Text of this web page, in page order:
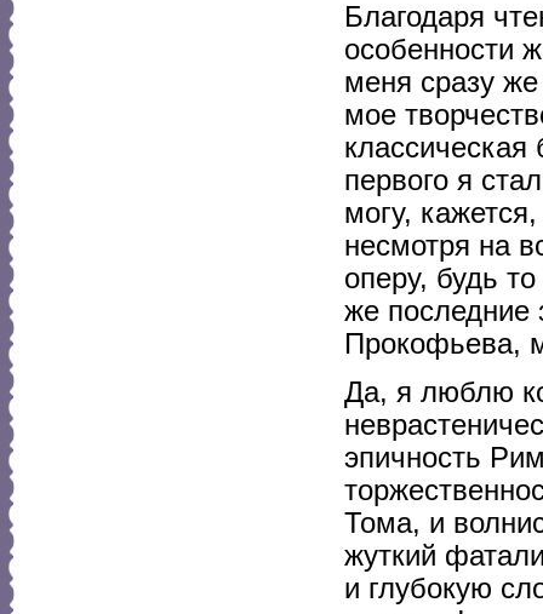
Благодаря
особенности
меня сразу
мое
первого я
могу,
несмотря на
оперу, будь
же последние
Прокофьева,
Да, я люблю
эпичность
Тома, и
жуткий
и глубокую